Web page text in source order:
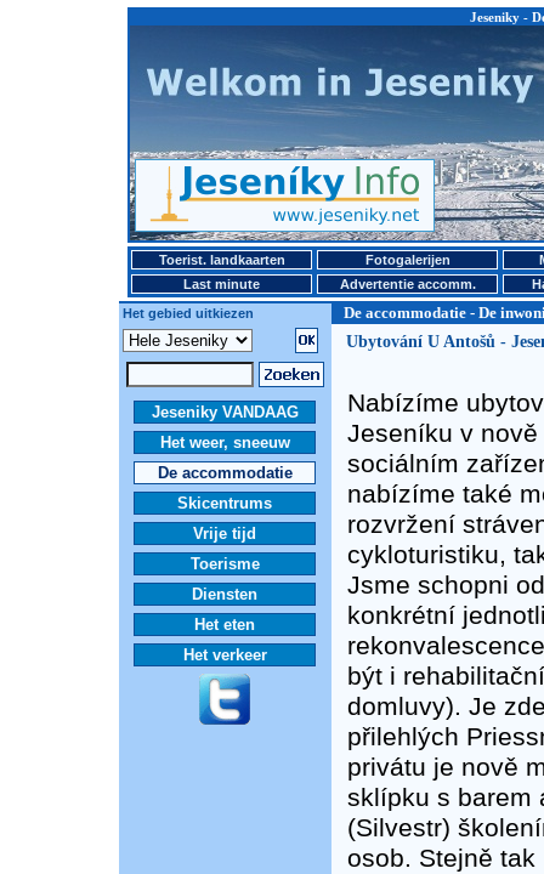
Jeseniky -
Toerist. landkaarten Fotogalerijen
Last minute
Advertentie accomm.
Het gebied uitkiezen
De accommodatie - De
Jeseniky VANDAAG
Het weer, sneeuw
De accommodatie
Skicentrums
Vrije tijd
Toerisme
Diensten
Het eten
Het verkeer
Ubytování U Antošů -
Nabízíme
Jeseníku v
sociálním
nabízíme také
rozvržení
cykloturistiku,
Jsme schopni
konkrétní
být i
domluvy). Je
přilehlých
privátu je nově
sklípku s barem
(Silvestr)
osob. Stejně